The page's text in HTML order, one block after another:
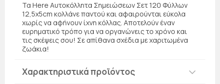
Τα Here Αυτοκόλλητα Σημειώσεων Σετ 120 Φύλλων
12,5x5cm κολλάνε παντού και αφαιρούνται εύκολα
χωρίς να αφήνουν ίχνη κόλλας. Αποτελούν έναν
ευρηματικό τρόπο για να οργανώνεις το χρόνο και
τις σκέψεις σου! Σε απίθανα σχέδια με χαριτωμένα
ζωάκια!
Χαρακτηριστικά προϊόντος